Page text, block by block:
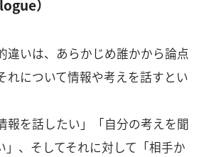
）
違いは、あらかじめ誰かから論点
れについて情報や考えを話すとい
報を話したい」「自分の考えを聞
」、そしてそれに対して「相手か